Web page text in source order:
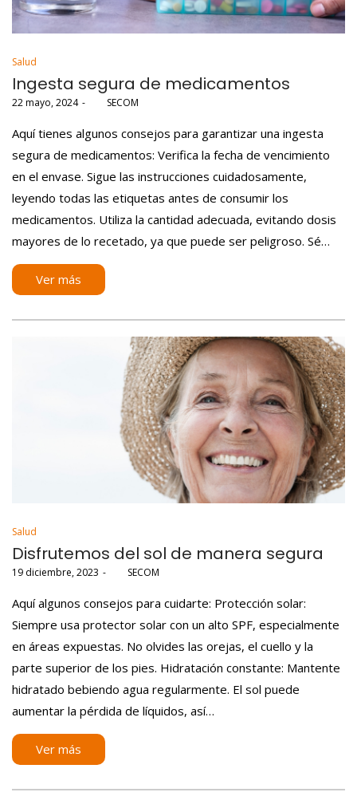
Posted
in
Salud
Ingesta segura de medicamentos
Posted
22 mayo, 2024 SECOM
Aquí tienes algunos consejos para garantizar una ingesta
segura de medicamentos: Verifica la fecha de vencimiento
en el envase. Sigue las instrucciones cuidadosamente,
leyendo todas las etiquetas antes de consumir los
medicamentos. Utiliza la cantidad adecuada, evitando dosis
mayores de lo recetado, ya que puede ser peligroso. Sé…
Ver más
Posted
in
Salud
Disfrutemos del sol de manera segura
Posted
19 diciembre, 2023 SECOM
Aquí algunos consejos para cuidarte: Protección solar:
Siempre usa protector solar con un alto SPF, especialmente
en áreas expuestas. No olvides las orejas, el cuello y la
parte superior de los pies. Hidratación constante: Mantente
hidratado bebiendo agua regularmente. El sol puede
aumentar la pérdida de líquidos, así…
Ver más